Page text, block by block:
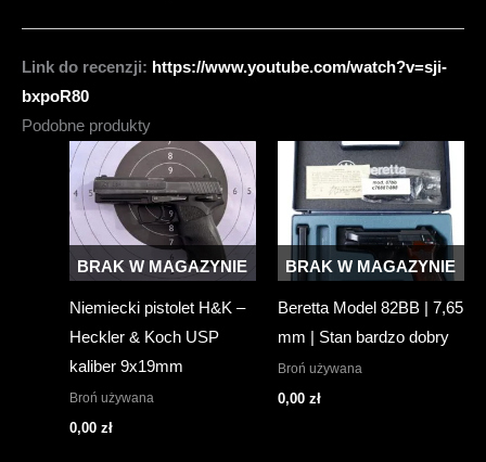
Link do recenzji: https://www.youtube.com/watch?v=sji-
bxpoR80
Podobne produkty
BRAK W MAGAZYNIE
Niemiecki pistolet H&K –
Heckler & Koch USP
kaliber 9x19mm
Broń używana
0,00 zł
BRAK W MAGAZYNIE
Beretta Model 82BB | 7,65
mm | Stan bardzo dobry
Broń używana
0,00 zł